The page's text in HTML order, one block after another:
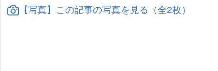
【写真】この記事の写真を見る（全2枚）